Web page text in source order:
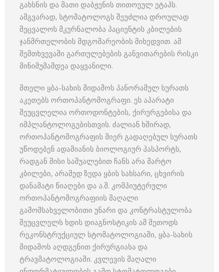
გახსნის და მათი დაბჟენის თითოეულ ეტაპს.
ამგვარად, სტომატოლოგს შეუძლია დროულად
შეცვალოს მკურნალობა პაციენტის კბილების
ჯანმრთელობის მდგომარეობის მიხედვით. ამ
შემთხვევაში გართულებების განვითარების რისკი
მინიმუმამდეა დაყვანილი.
მთელი ყბა-სახის მიდამოს პანორამულ სურათს
აკეთებს ორთოპანტომოგრაფი. ეს აპარატი
შეუცვლელია ორთოდონტების, ქირურგებისა და
იმპლანტოლოგებისთვის. ძალიან ხშირად,
ორთოპანტომოგრაფის მიერ გადაღებულ სურათს
უწოდებენ ადამიანის ბიოლოგიურ პასპორტს,
რადგან მისი საშუალებით ჩანს არა მარტო
კბილები, არამედ ზედა ყბის სახსარი, ცხვირის
დანამატი წიაღები და ა.შ. კომპიუტერული
ორთოპანტომოგრაფიის მაღალი
გამომსახველობითი უნარი და კონტრასტულობა
შეუცვლელს ხდის დიაგნოსტიკის ამ მეთოდს
რეკონსტრუქციულ სტომატოლოგიაში, ყბა-სახის
მიდამოს აღდგენით ქირურგიასა და
ტრავმატოლოგიაში. კვლევის მაღალი